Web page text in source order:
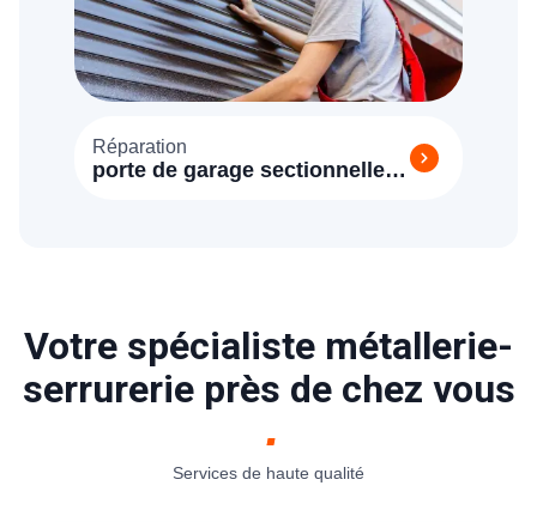
Réparation
porte de garage sectionnelle
Votre spécialiste métallerie-
serrurerie près de chez vous
Services de haute qualité